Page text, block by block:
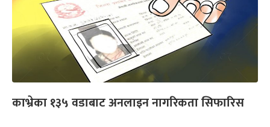
काभ्रेका १३५ वडाबाट अनलाइन नागरिकता सिफारिस